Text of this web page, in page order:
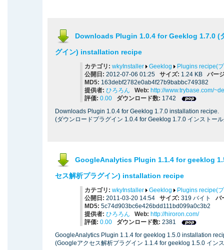
Downloads Plugin 1.0.4 for Geeklog 1.7.0 (
グイン) installation recipe
カテゴリ: wkyInstaller Geeklog
Plugins recipe(
公開日: 2012-07-06 01:25 サイズ: 1.24 KB バー
MD5: 163debf2782e0ab4f27b9babbc749382
提供者: ひろろん Web: http://www.trybase.com/
評価: 0.00 ダウンロード数: 1742
Downloads Plugin 1.0.4 for Geeklog 1.7.0 installation recipe.
(ダウンロードプラグイン 1.0.4 for Geeklog 1.7.0 インストー
GoogleAnalytics Plugin 1.1.4 for geeklog
セス解析プラグイン) installation recipe
カテゴリ: wkyInstaller Geeklog
Plugins recipe(
公開日: 2011-03-20 14:54 サイズ: 319 バイト バ
MD5: 5c74d903bc6e426bdd111bd099a0c3b2
提供者: ひろろん Web: http://hiroron.com/
評価: 0.00 ダウンロード数: 2381
GoogleAnalytics Plugin 1.1.4 for geeklog 1.5.0 installation
(Googleアクセス解析プラグイン 1.1.4 for geeklog 1.5.0 イン